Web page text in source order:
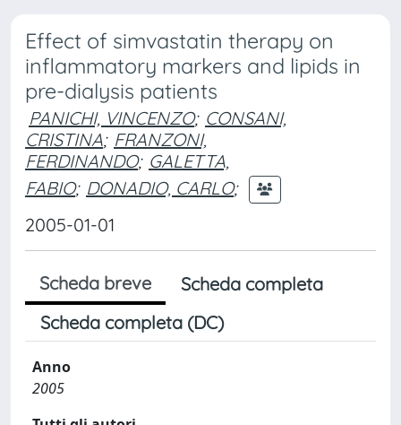
Effect of simvastatin therapy on
inflammatory markers and lipids in
pre-dialysis patients
PANICHI, VINCENZO; CONSANI,
CRISTINA; FRANZONI,
FERDINANDO; GALETTA,
FABIO; DONADIO, CARLO;
2005-01-01
Scheda breve
Scheda completa
Scheda completa (DC)
Anno
2005